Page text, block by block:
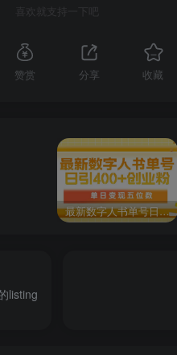
喜欢就支持一下吧
赞赏 分享 收藏
最新数字人书单号日400+创业粉，单日变现五位数，市面卖5980附软件和详…
listing